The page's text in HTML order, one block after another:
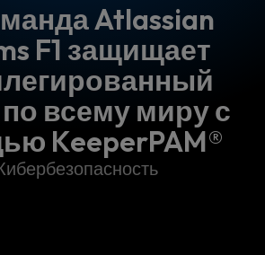
Atlassian
F1 защищает
всему миру с
KeeperPAM®